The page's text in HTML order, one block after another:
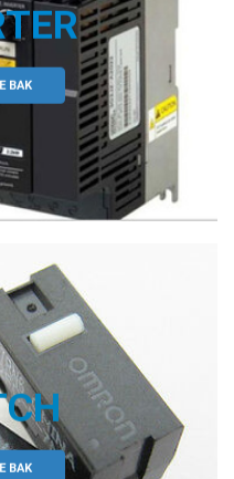
BAK
BAK